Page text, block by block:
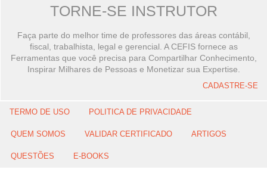
TORNE-SE INSTRUTOR
Faça parte do melhor time de professores das áreas contábil,
fiscal, trabalhista, legal e gerencial. A CEFIS fornece as
Ferramentas que você precisa para Compartilhar Conhecimento,
Inspirar Milhares de Pessoas e Monetizar sua Expertise.
CADASTRE-SE
TERMO DE USO POLITICA DE PRIVACIDADE
QUEM SOMOS VALIDAR CERTIFICADO ARTIGOS
QUESTÕES E-BOOKS